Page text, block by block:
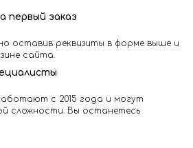
первый заказ
оставив реквизиты в форме выше и
сайта.
с 2015 года и могут
сложности. Вы останетесь